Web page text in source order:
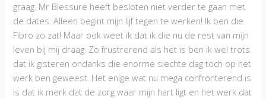
graag. Mr Blessure heeft besloten niet verder te gaan met
de dates. Alleen begint mijn lijf tegen te werken! Ik ben die
Fibro zo zat! Maar ook weet ik dat ik die nu de rest van mijn
leven bij mij draag. Zo frustrerend als het is ben ik wel trots
dat ik gisteren ondanks die enorme slechte dag toch op het
werk ben geweest. Het enige wat nu mega confronterend is
is dat ik merk dat de zorg waar mijn hart ligt en het werk dat